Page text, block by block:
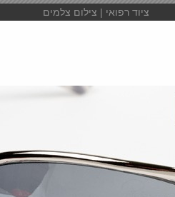
ציוד רפואי | צילום צלמים